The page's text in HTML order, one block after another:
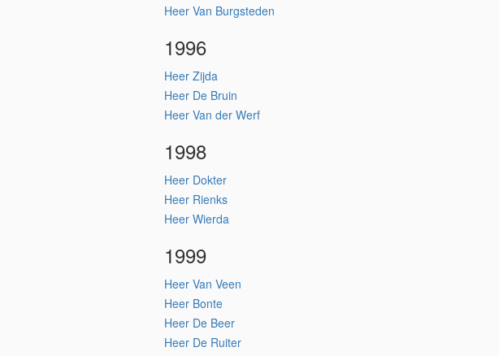
Heer Van Burgsteden
1996
Heer Zijda
Heer De Bruin
Heer Van der Werf
1998
Heer Dokter
Heer Rienks
Heer Wierda
1999
Heer Van Veen
Heer Bonte
Heer De Beer
Heer De Ruiter